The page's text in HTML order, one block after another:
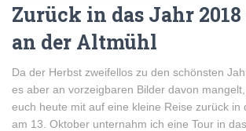
Zurück in das Jahr
an der Altmühl
Da der Herbst zweifellos zu den schönsten
es aber an vorzeigbaren Bilder davon
euch heute mit auf eine kleine Reise zurück in
am 13. Oktober unternahm ich eine Tour in